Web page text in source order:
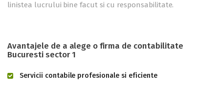
linistea lucrului bine facut si cu responsabilitate.
Avantajele de a alege o firma de contabilitate
Bucuresti sector 1
Servicii contabile profesionale si eficiente